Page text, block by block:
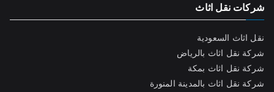
شركات نقل اثاث
نقل اثاث السعودية
شركة نقل اثاث بالرياض
شركة نقل اثاث بمكة
شركة نقل اثاث بالمدينة المنورة